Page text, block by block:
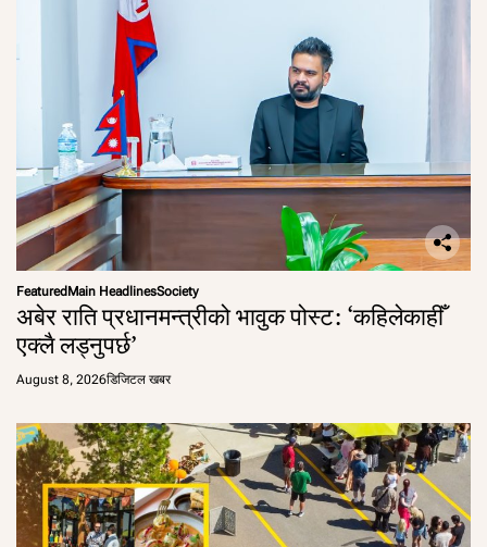
Featured Main HeadlinesSociety
अबेर राति प्रधानमन्त्रीको भावुक पोस्ट: ‘कहिलेकाहीँ
एक्लै लड्नुपर्छ’
August 8, 2026डिजिटल खबर